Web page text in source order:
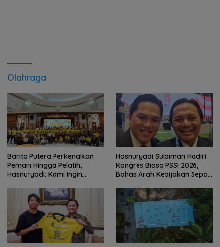
Olahraga
Barito Putera Perkenalkan
Pemain Hingga Pelatih,
Hasnuryadi: Kami Ingin
Hasnuryadi Sulaiman Hadiri
Kongres Biasa PSSI 2026,
Bahas Arah Kebijakan Sepak